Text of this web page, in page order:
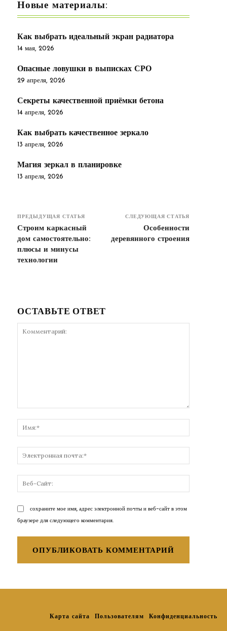
Новые материалы:
Как выбрать идеальный экран радиатора
14 мая, 2026
Опасные ловушки в выписках СРО
29 апреля, 2026
Секреты качественной приёмки бетона
14 апреля, 2026
Как выбрать качественное зеркало
13 апреля, 2026
Магия зеркал в планировке
13 апреля, 2026
ПРЕДЫДУЩАЯ СТАТЬЯ
Строим каркасный
дом самостоятельно:
плюсы и минусы
технологии
СЛЕДУЮЩАЯ СТАТЬЯ
Особенности
деревянного строения
ОСТАВЬТЕ ОТВЕТ
почта:*
Сайт:
сохраните мое имя, адрес электронной почты и веб-сайт в этом
браузере для следующего комментария.
Карта сайта Пользователям Конфиденциальность